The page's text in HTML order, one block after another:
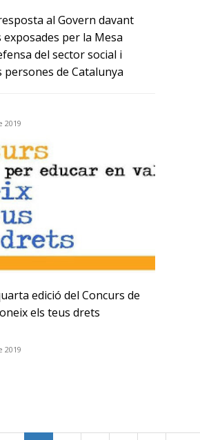
al Govern davant
exposades per la Mesa
del sector social i
persones de Catalunya
2019
edició del Concurs de
els teus drets
2019